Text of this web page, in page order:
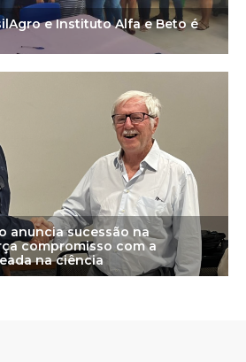
e Instituto Alfa e Beto é
anuncia sucessão na
compromisso com a
na ciência